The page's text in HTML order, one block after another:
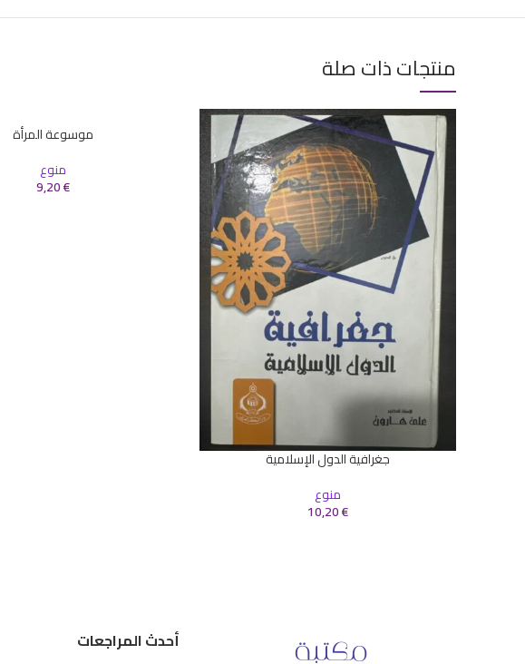
منتجات ذات صلة
إضافة إلى السلةجغرافية الدول الإسلامية
منوع
10,20€
موسوعة المرأة
منوع
9,20€
أحدث المراجعات